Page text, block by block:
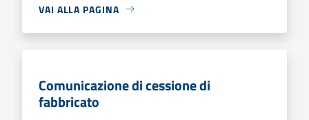
VAI ALLA PAGINA
Comunicazione di cessione di
fabbricato